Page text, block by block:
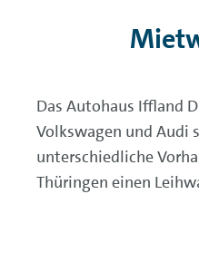
Das Autohaus Iffland
Volkswagen und Audi
unterschiedliche
Thüringen einen